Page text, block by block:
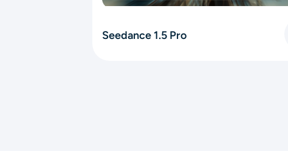
Seedance 1.5 Pro